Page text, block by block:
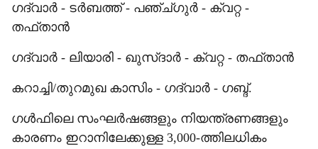
ഗദ്വാര്‍ - ടര്‍ബത്ത് - പഞ്ച്ഗുര്‍ - ക്വറ്റ -
തഫ്താന്‍
ഗദ്വാര്‍ - ലിയാരി - ഖുസ്ദാര്‍ - ക്വറ്റ - തഫ്താന്‍
കറാച്ചി/തുറമുഖ കാസിം - ഗദ്വാര്‍ - ഗബ്ദ്.
ഗള്‍ഫിലെ സംഘര്‍ഷങ്ങളും നിയന്ത്രണങ്ങളും
കാരണം ഇറാനിലേക്കുള്ള 3,000-ത്തിലധികം